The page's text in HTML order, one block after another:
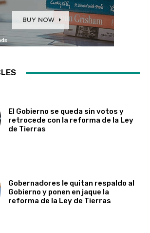
El Gobierno se queda sin votos y
retrocede con la reforma de la Ley
de Tierras
Gobernadores le quitan respaldo al
Gobierno y ponen en jaque la
reforma de la Ley de Tierras